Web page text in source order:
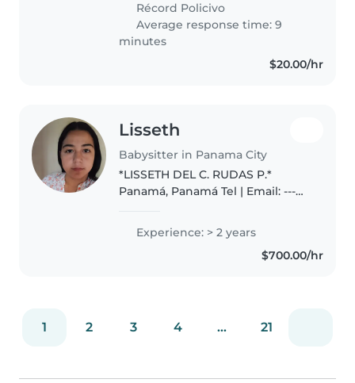
Récord Policivo
Average response time: 9
minutes
$20.00/hr
Lisseth
Babysitter in Panama City
*LISSETH DEL C. RUDAS P.*
Panamá, Panamá Tel | Email: ---
Superior en Enfermería con 2
años de experiencia en cuidado
infantil y atención en el hogar...
Experience: > 2 years
$700.00/hr
1 2 3 4 ... 21